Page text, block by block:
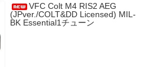
VFC Colt M4 RIS2 AEG
(JPver./COLT&DD Licensed) MIL-
BK Essential1チューン